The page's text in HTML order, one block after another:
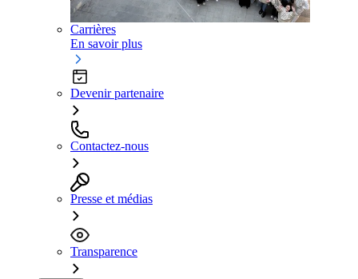
Carrières
En savoir plus
Devenir partenaire
Contactez-nous
Presse et médias
Transparence